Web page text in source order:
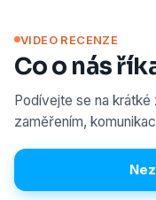
VIDEO RECENZE
Co o nás
Podívejte se na
zaměřením,